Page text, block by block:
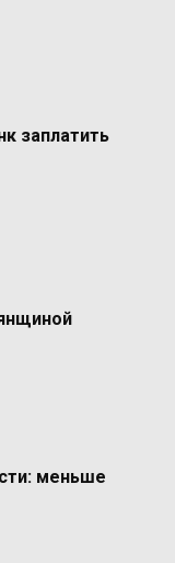
заплатить
меньше